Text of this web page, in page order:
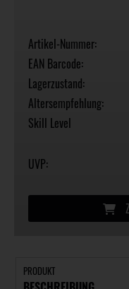
Artikel-Nummer:
EAN Barcode:
Lagerzustand:
Altersempfehlung:
Skill Level
UVP:
PRODUKT